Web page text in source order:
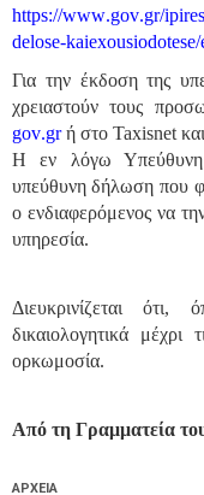
https://www.gov.gr/
delose-kaiexousiodotese/
Για την έκδοση της
χρειαστούν τους
gov.gr ή στοTaxisnet
Η εν λόγω Υπεύθυνη
υπεύθυνη δήλωση που
ο ενδιαφερόμενος να
υπηρεσία.
Διευκρινίζεται
δικαιολογητικά μέχρι
ορκωμοσία.
Από τη Γραμματεία
ΑΡΧΕΙΑ